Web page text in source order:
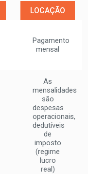
LOCAÇÃO
Pagamento
mensal
As
mensalidades
são
despesas
operacionais,
dedutíveis
de
imposto
(regime
lucro
real)